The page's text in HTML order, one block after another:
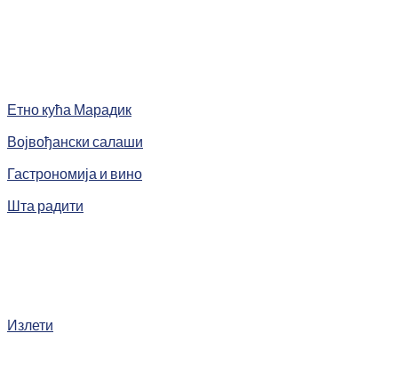
Етно кућа Марадик
Војвођански салаши
Гастрономија и вино
Шта радити
Излети